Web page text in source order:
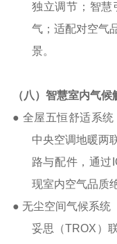
独立调节；智慧
气；适配对空气
景。
（八） 智慧室内气候
● 全屋五恒舒适系统
中央空调地暖两
路与配件，通过
现室内空气品质
● 无尘空间气候系统
妥思（TROX ）